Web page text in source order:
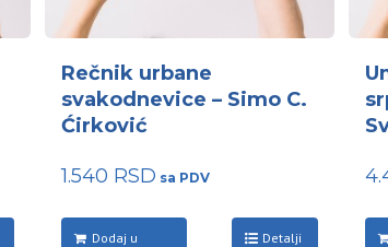
Rečnik urbane
svakodnevice – Simo C.
Ćirković
1.540 RSD
Dodaj u
Detalji